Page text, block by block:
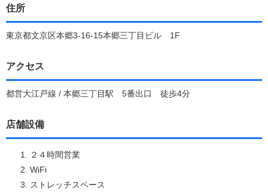
住所
東京都文京区本郷3-16-15本郷三丁目ビル 1F
アクセス
都営大江戸線 / 本郷三丁目駅 5番出口 徒歩4分
店舗設備
２４時間営業
WiFi
ストレッチスペース